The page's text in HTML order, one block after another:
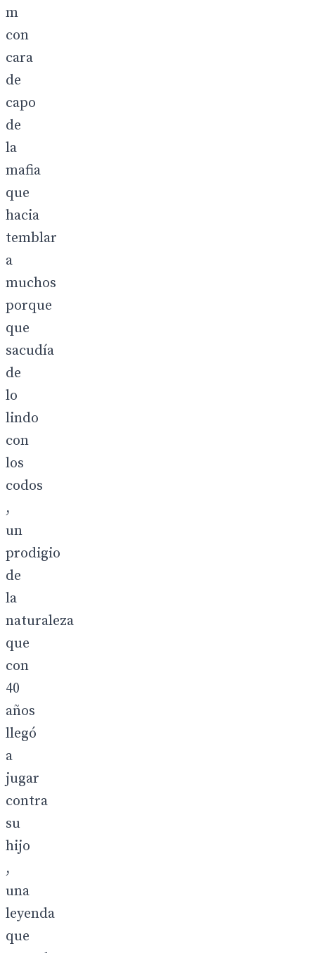
m
con
cara
de
capo
de
la
mafia
que
hacia
temblar
a
muchos
porque
que
sacudía
de
lo
lindo
con
los
codos
,
un
prodigio
de
la
naturaleza
que
con
40
años
llegó
a
jugar
contra
su
hijo
,
una
leyenda
que